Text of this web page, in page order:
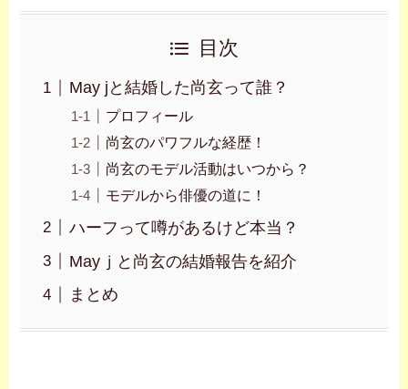
目次
May jと結婚した尚玄って誰？
プロフィール
尚玄のパワフルな経歴！
尚玄のモデル活動はいつから？
モデルから俳優の道に！
ハーフって噂があるけど本当？
Mayｊと尚玄の結婚報告を紹介
まとめ